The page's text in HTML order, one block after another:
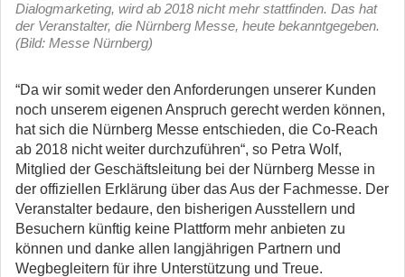
Dialogmarketing, wird ab 2018 nicht mehr stattfinden. Das hat
der Veranstalter, die Nürnberg Messe, heute bekanntgegeben.
(Bild: Messe Nürnberg)
“Da wir somit weder den Anforderungen unserer Kunden
noch unserem eigenen Anspruch gerecht werden können,
hat sich die Nürnberg Messe entschieden, die Co-Reach
ab 2018 nicht weiter durchzuführen“, so Petra Wolf,
Mitglied der Geschäftsleitung bei der Nürnberg Messe in
der offiziellen Erklärung über das Aus der Fachmesse. Der
Veranstalter bedaure, den bisherigen Ausstellern und
Besuchern künftig keine Plattform mehr anbieten zu
können und danke allen langjährigen Partnern und
Wegbegleitern für ihre Unterstützung und Treue.